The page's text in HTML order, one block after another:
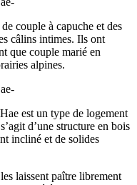
couple à capuche et des
câlins intimes. Ils ont
que couple marié en
alpines.
est un type de logement
d’une structure en bois
incliné et de solides
laissent paître librement